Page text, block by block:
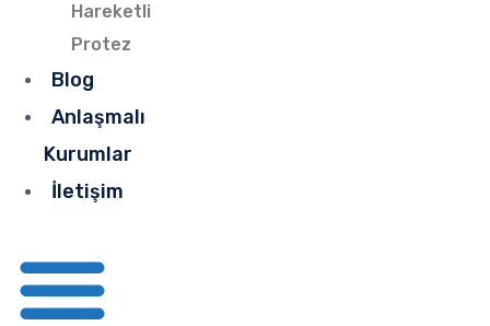
Hareketli
Protez
Blog
Anlaşmalı
Kurumlar
İletişim